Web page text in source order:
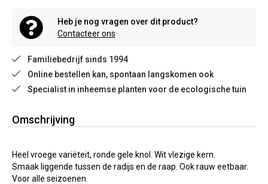
Heb je nog vragen over dit product?
Contacteer ons
Familiebedrijf sinds 1994
Online bestellen kan, spontaan langskomen ook
Specialist in inheemse planten voor de ecologische tuin
Omschrijving
Heel vroege variëteit, ronde gele knol. Wit vlezige kern.
Smaak liggende tussen de radijs en de raap. Ook rauw eetbaar.
Voor alle seizoenen.